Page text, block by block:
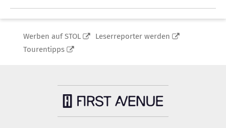
Werben auf STOL
Leserreporter werden
Tourentipps